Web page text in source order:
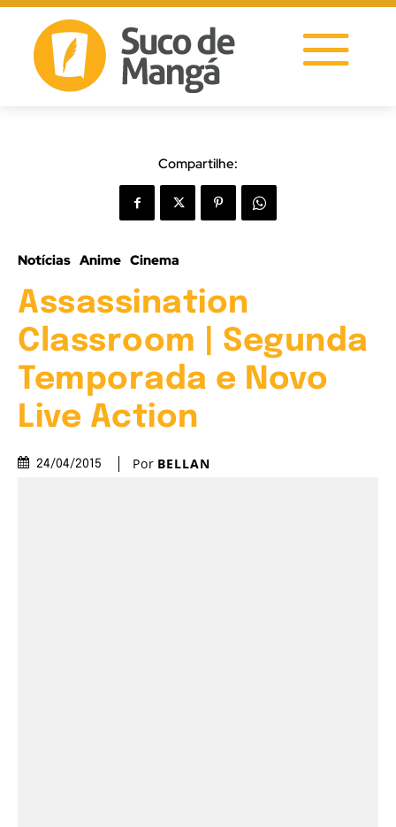
Compartilhe:
Notícias Anime Cinema
Assassination
Classroom | Segunda
Temporada e Novo
Live Action
24/04/2015 Por BELLAN